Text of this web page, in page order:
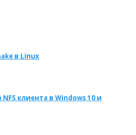
в Linux
клиента в Windows 10 и